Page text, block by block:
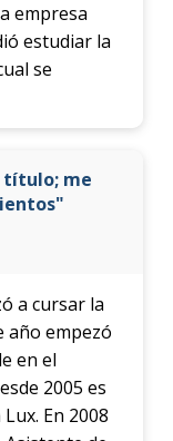
empresa
estudiar la
se
título; me
a cursar la
año empezó
en el
2005 es
En 2008